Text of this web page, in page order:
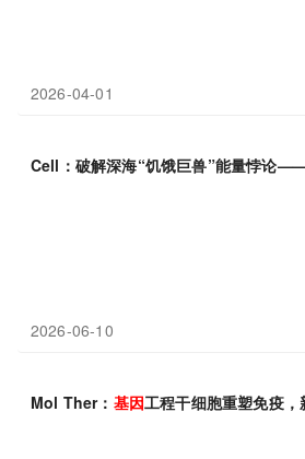
2026-04-01
Cell：破解深海“饥饿巨兽”能量悖论
2026-06-10
Mol Ther： 基因工程干细胞重塑免疫，